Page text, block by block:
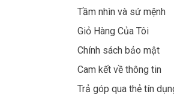
Tầm nhìn và sứ mệnh
Giỏ Hàng Của Tôi
Chính sách bảo mật
Cam kết về thông tin
Trả góp qua thẻ tín